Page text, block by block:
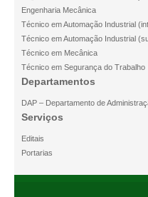
Engenharia Mecânica
Técnico em Automação Industrial
Técnico em Automação Industrial
Técnico em Mecânica
Técnico em Segurança do Trabalho
Departamentos
DAP – Departamento de
Serviços
Editais
Portarias